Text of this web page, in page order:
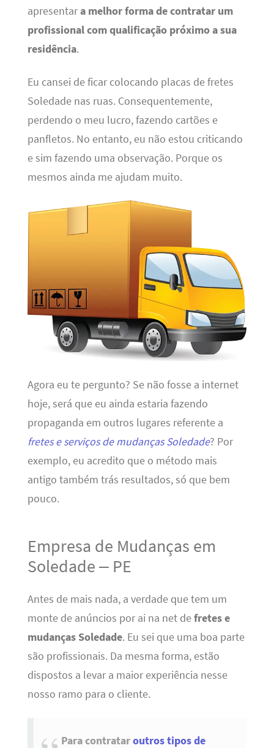
apresentara melhor forma de contratar um
profissional com qualificação próximo a sua
residência.
Eu cansei de ficar colocando placas de fretes
Soledade nas ruas. Consequentemente,
perdendo o meu lucro, fazendo cartões e
panfletos. No entanto, eu não estou criticando
e sim fazendo uma observação. Porque os
mesmos ainda me ajudam muito.
Agora eu te pergunto? Se não fosse a internet
hoje, será que eu ainda estaria fazendo
propaganda em outros lugares referente a
fretes e serviços de mudanças Soledade? Por
exemplo, eu acredito que o método mais
antigo também trás resultados, só que bem
pouco.
Empresa de Mudanças em
Soledade – PE
Antes de mais nada, a verdade que tem um
monte de anúncios por ai na net defretes e
mudanças Soledade. Eu sei que uma boa parte
são profissionais. Da mesma forma, estão
dispostos a levar a maior experiência nesse
nosso ramo para o cliente.
Para contrataroutros tipos de